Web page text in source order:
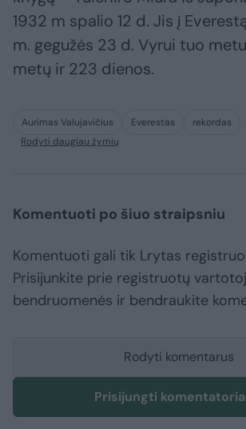
1932 m spalio 12 d. Jis į
m. gegužės 23 d. Vyrui tuo
metų ir 223 dienos.
Aurimas Valujavičius Everestas
rekordas
Rodyti daugiau žymių
Komentuoti po šiuo straipsniu
Komentuoti gali tik Lrytas
Prisijunkite prie registruotų
bendruomenės ir bendraukite
Rodyti komentarus
Prisijungti